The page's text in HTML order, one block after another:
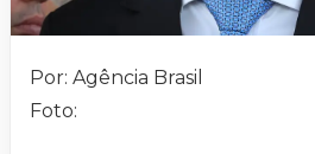
Por: Agência Brasil
Foto: